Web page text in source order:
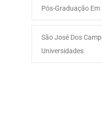
Pós-Graduação
São José Dos
Universidades